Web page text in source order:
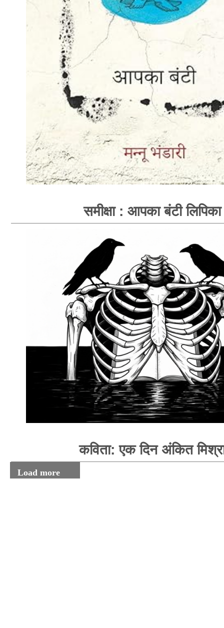
समीक्षा : आपका बंटी लिपिका
कविता: एक दिन अंकित
Load more